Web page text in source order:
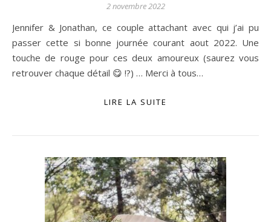
2 novembre 2022
Jennifer & Jonathan, ce couple attachant avec qui j’ai pu
passer cette si bonne journée courant aout 2022. Une
touche de rouge pour ces deux amoureux (saurez vous
retrouver chaque détail 😋 !?) … Merci à tous…
LIRE LA SUITE